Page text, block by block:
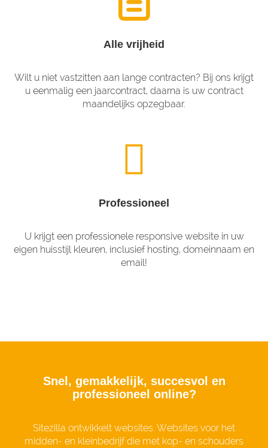
Alle vrijheid
Wilt u niet vastzitten aan lange contracten? Bij ons krijgt
u eenmalig een jaarcontract, daarna is uw contract
maandelijks opzegbaar.
Professioneel
U krijgt een professionele responsive website in uw
eigen huisstijl kleuren, inclusief hosting, domeinnaam en
email!
Snel, gemakkelijk, succesvol en
professioneel online?
Sitezilla ontwikkelt websites. Websites voor het
midden- en kleinbedrijf die met kop- en schouders